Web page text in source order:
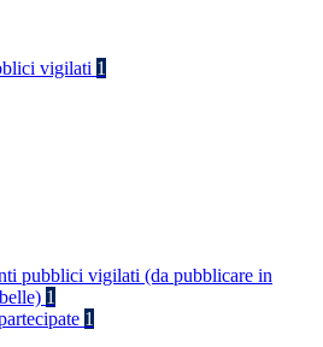
vigilati 1
pubblici vigilati (da pubblicare in
1
1